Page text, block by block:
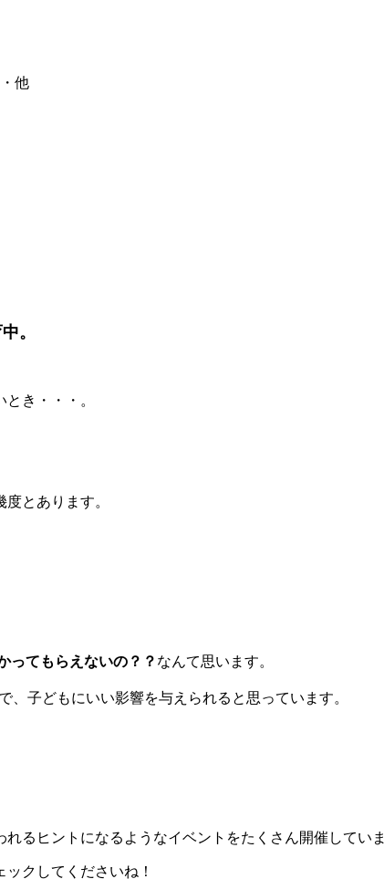
他
。
き・・・。
とあります。
ってもらえないの？？ なんて思います。
、子どもにいい影響を与えられると思っています。
るヒントになるようなイベントをたくさん開催していま
クしてくださいね！